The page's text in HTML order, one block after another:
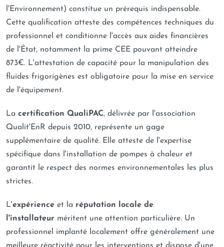
l'Environnement) constitue un prérequis indispensable.
Cette qualification atteste des compétences techniques du
professionnel et conditionne l'accès aux aides financières
de l'État, notamment la prime CEE pouvant atteindre
873€. L'attestation de capacité pour la manipulation des
fluides frigorigènes est obligatoire pour la mise en service
de l'équipement.
La certification QualiPAC, délivrée par l'association
Qualit'EnR depuis 2010, représente un gage
supplémentaire de qualité. Elle atteste de l'expertise
spécifique dans l'installation de pompes à chaleur et
garantit le respect des normes environnementales les plus
strictes.
L'expérience et la réputation locale de
l'installateur méritent une attention particulière. Un
professionnel implanté localement offre généralement une